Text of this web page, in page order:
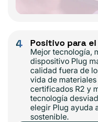
4 Positivo para
Mejor tecnología,
dispositivo Plug
calidad fuera de
vida de
certificados R2 y
tecnología
elegir Plug ayuda
sostenible.